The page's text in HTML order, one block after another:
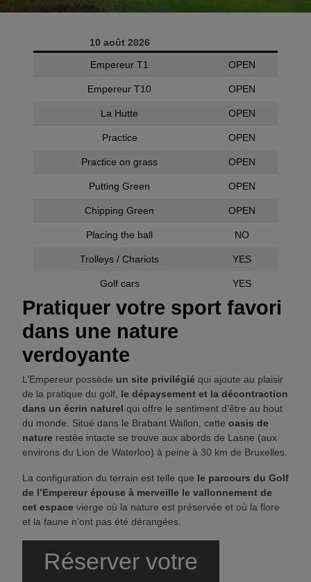
Le Practice
HCP – Strokes WHS
Devenir membre
Réservation Greenfee
Compétitions / Les sections
Initiations, stages & cours
Hôtel
Les chambres du Relais
Restaurant
Contact
Nous contacter
10 août 2026
Empereur T1
OPEN
Empereur T10 OPEN
La Hutte OPEN
Practice OPEN
Practice on grass OPEN
Putting Green OPEN
Chipping Green OPEN
Placing the ball NO
Trolleys / Chariots YES
Golf cars YES
Pratiquer votre sport favori
dans une nature
verdoyante
L’Empereur possède un site privilégié qui ajoute au plaisir
de la pratique du golf, le dépaysement et la décontraction
dans un écrin naturel qui offre le sentiment d’être au bout
du monde. Situé dans le Brabant Wallon, cette oasis de
nature restée intacte se trouve aux abords de Lasne (aux
environs du Lion de Waterloo) à peine à 30 km de Bruxelles.
La configuration du terrain est telle que le parcours du Golf
de l’Empereur épouse à merveille le vallonnement de
cet espace vierge où la nature est préservée et où la flore
et la faune n’ont pas été dérangées.
Réserver votre